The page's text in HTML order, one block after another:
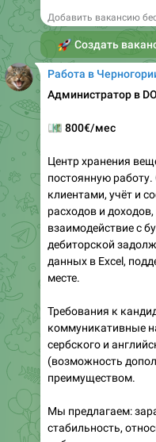
Добавить вакансию
Создать
Работа в
Администратор в
800€/мес
Центр хранения
постоянную работу.
клиентами, учёт и
расходов и
взаимодействие с
дебиторской
данных в Excel,
месте.
Требования к
коммуникативные
сербского и
(возможность
преимуществом.
Мы предлагаем:
стабильность,